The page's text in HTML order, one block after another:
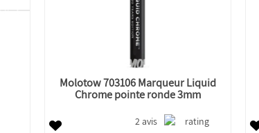
Molotow 703106 Marqueur Liquid
Chrome pointe ronde 3mm
2 avis